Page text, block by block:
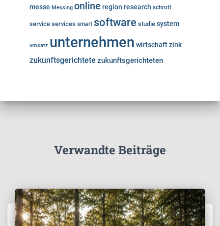
messe Messing online region research schrott
service services smart software studie system
umsatz unternehmen wirtschaftzink
zukunftsgerichtete zukunftsgerichteten
Verwandte Beiträge